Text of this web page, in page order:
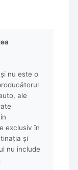
nu este o
ale
exclusiv în
și
nu include